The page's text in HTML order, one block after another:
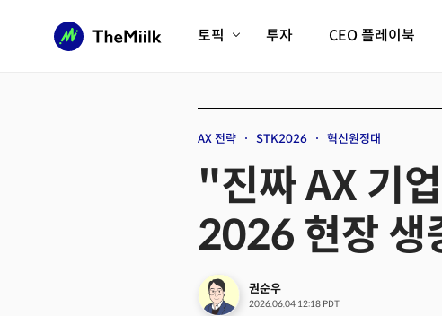
토픽
AX비즈니스혁명 미래 교육/직업
전체 기사 보기
투자 CEO 플레이북
AX 전략 STK2026 혁신원정대
"진짜 AX 기
2026 현장 생
권순우
2026.06.04 12:18 PDT